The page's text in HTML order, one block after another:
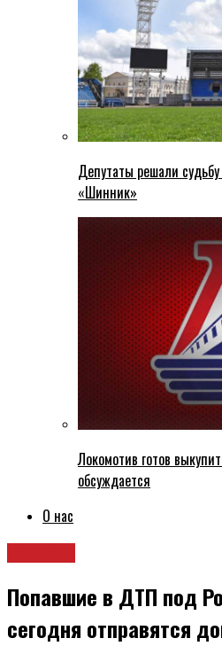
Депутаты решали
«Шинник»
Локомотив готов
обсуждается
О нас
Попавшие в ДТП под
сегодня отправятся